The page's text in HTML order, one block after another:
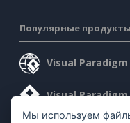
Популярные продукты
Visual
Visual
Мы используем